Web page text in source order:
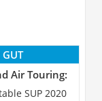
GUT
Air Touring:
SUP 2020